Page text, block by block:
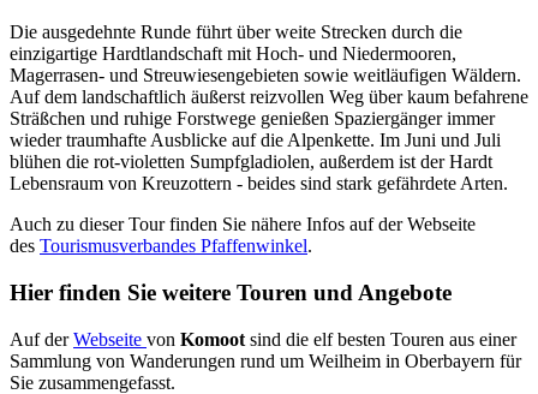
Die ausgedehnte Runde führt über weite Strecken durch die
einzigartige Hardtlandschaft mit Hoch- und Niedermooren,
Magerrasen- und Streuwiesengebieten sowie weitläufigen Wäldern.
Auf dem landschaftlich äußerst reizvollen Weg über kaum befahrene
Sträßchen und ruhige Forstwege genießen Spaziergänger immer
wieder traumhafte Ausblicke auf die Alpenkette. Im Juni und Juli
blühen die rot-violetten Sumpfgladiolen, außerdem ist der Hardt
Lebensraum von Kreuzottern - beides sind stark gefährdete Arten.
Auch zu dieserTourfinden Sie nähere Infos auf der Webseite
des Tourismusverbandes Pfaffenwinkel.
Hier finden Sie weitere Touren und Angebote
Auf derWebseite von Komoot sind die elf besten Touren aus einer
Sammlung von Wanderungen rund um Weilheim in Oberbayern für
Sie zusammengefasst.